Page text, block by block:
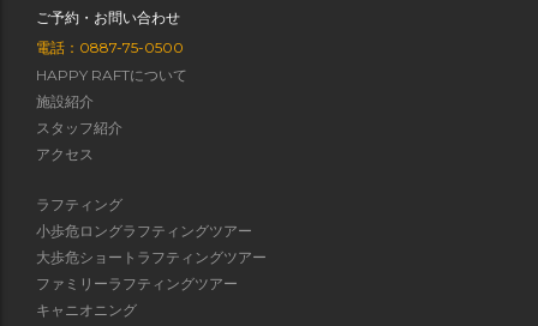
ご予約・お問い合わせ
電話：0887-75-0500
HAPPY RAFTについて
施設紹介
スタッフ紹介
アクセス
ラフティング
小歩危ロングラフティングツアー
大歩危ショートラフティングツアー
ファミリーラフティングツアー
キャニオニング